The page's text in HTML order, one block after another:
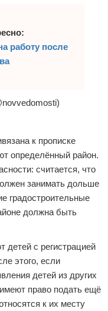
работу после
к прописке
определённый район.
считается, что
занимать дольше
градостроительные
должна быть
детей с регистрацией
этого, если
детей из других
право подать ещё
к их месту